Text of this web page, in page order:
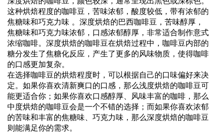
这种烘焙程度的咖啡豆，苦味浓郁，酸度较低，带有浓郁的
焦糖味和巧克力味 。深度烘焙的巴西咖啡豆，苦味醇厚，
焦糖味和巧克力味浓郁，口感浓郁醇厚，非常适合制作意式
浓缩咖啡。深度烘焙的咖啡豆在烘焙过程中，咖啡豆内部的
糖分发生了焦糖化反应，产生了更多的风味物质，使得咖啡
的口感更加复杂。
在选择咖啡豆的烘焙程度时，可以根据自己的口味偏好来决
定。如果你喜欢清新爽口的口感，那么浅度烘焙的咖啡豆可
能更适合你；如果你喜欢口感醇厚、风味丰富的咖啡，那么
中度烘焙的咖啡豆会是一个不错的选择；而如果你喜欢浓郁
的苦味和丰富的焦糖味、巧克力味，那么深度烘焙的咖啡豆
则能满足你的需求。